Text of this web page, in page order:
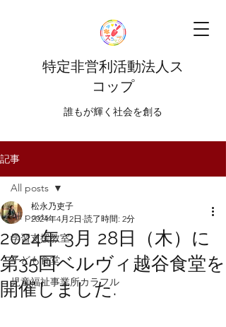
特定非営利活動法人ス
コップ
​​誰もが輝く社会を創る
記事
All posts
学習支援教室
子ども食堂
児童福祉事業所カラフル
All posts
2024年 3月 28日（木）に
第35回ベルヴィ越谷食堂を
開催しました.
松永乃吏子
2024年4月2日 読了時間: 2分